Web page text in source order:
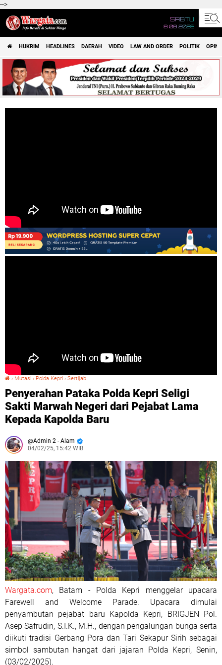
-->
SABTU
8 08 2026
HUKRIM HEADLINES DAERAH VIDEO LAW AND ORDER POLITIK OPINI
› Mutasi › Polda Kepri › Sertijab
Penyerahan Pataka Polda Kepri Seligi
Sakti Marwah Negeri dari Pejabat Lama
Kepada Kapolda Baru
Admin 2 - Alam
04/02/25, 15:42 WIB
Wargata.com, Batam - Polda Kepri menggelar upacara
Farewell and Welcome Parade. Upacara dimulai
penyambutan pejabat baru Kapolda Kepri, BRIGJEN Pol.
Asep Safrudin, S.I.K., M.H., dengan pengalungan bunga serta
diikuti tradisi Gerbang Pora dan Tari Sekapur Sirih sebagai
simbol sambutan hangat dari jajaran Polda Kepri, Senin,
(03/02/2025).